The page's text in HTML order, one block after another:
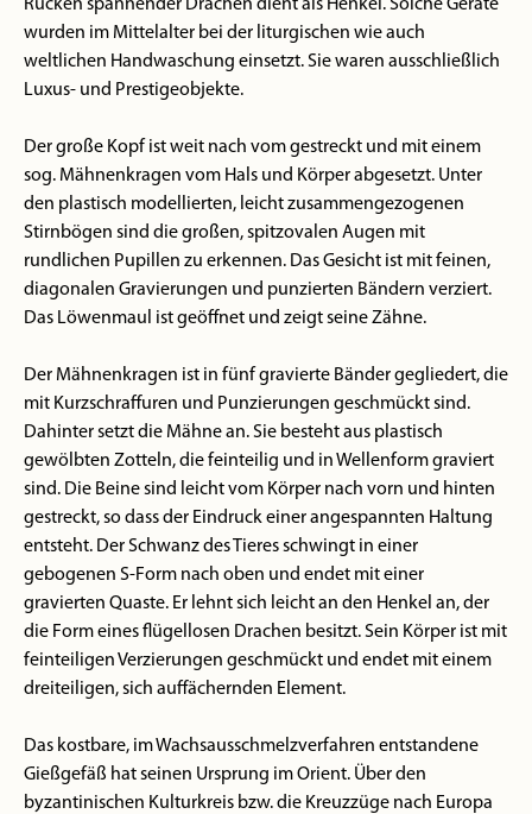
Rücken spannender Drachen dient als Henkel. Solche Geräte
wurden im Mittelalter bei der liturgischen wie auch
weltlichen Handwaschung einsetzt. Sie waren ausschließlich
Luxus- und Prestigeobjekte.
Der große Kopf ist weit nach vom gestreckt und mit einem
sog. Mähnenkragen vom Hals und Körper abgesetzt. Unter
den plastisch modellierten, leicht zusammengezogenen
Stirnbögen sind die großen, spitzovalen Augen mit
rundlichen Pupillen zu erkennen. Das Gesicht ist mit feinen,
diagonalen Gravierungen und punzierten Bändern verziert.
Das Löwenmaul ist geöffnet und zeigt seine Zähne.
Der Mähnenkragen ist in fünf gravierte Bänder gegliedert, die
mit Kurzschraffuren und Punzierungen geschmückt sind.
Dahinter setzt die Mähne an. Sie besteht aus plastisch
gewölbten Zotteln, die feinteilig und in Wellenform graviert
sind. Die Beine sind leicht vom Körper nach vorn und hinten
gestreckt, so dass der Eindruck einer angespannten Haltung
entsteht. Der Schwanz des Tieres schwingt in einer
gebogenen S-Form nach oben und endet mit einer
gravierten Quaste. Er lehnt sich leicht an den Henkel an, der
die Form eines flügellosen Drachen besitzt. Sein Körper ist mit
feinteiligen Verzierungen geschmückt und endet mit einem
dreiteiligen, sich auffächernden Element.
Das kostbare, im Wachsausschmelzverfahren entstandene
Gießgefäß hat seinen Ursprung im Orient. Über den
byzantinischen Kulturkreis bzw. die Kreuzzüge nach Europa